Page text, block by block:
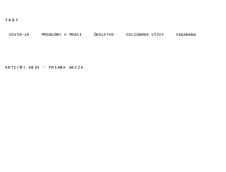
TAGY
COVID-19 PROBLÉMY V PRÁCI ŠKOLSTVO SOLIDÁRNE VÝZVY VEGANANA
ANTI(©) 2024 - PRIAMA AKCIA